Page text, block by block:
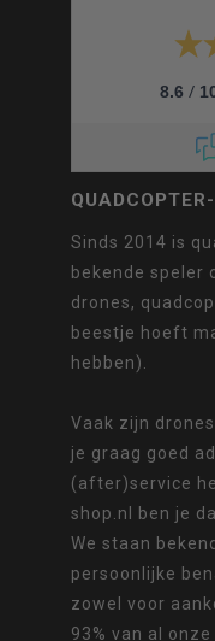
8.6 /
Sinds 2014 is
bekende speler
drones,
beestje hoeft
hebben).
Vaak zijn
je graag goed
(after)service
shop.nl ben je
We staan
persoonlijke
zowel voor
93% van al